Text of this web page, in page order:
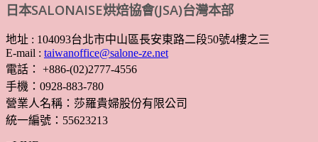
日本SALONAISE烘焙協會(JSA)台灣本部
地址 : 104093台北市中山區長安東路二段50號4樓之三
E-mail : taiwanoffice@salone-ze.net
電話： +886-(02)2777-4556
手機：0928-883-780
營業人名稱：莎羅貴婦股份有限公司
統一編號：55623213